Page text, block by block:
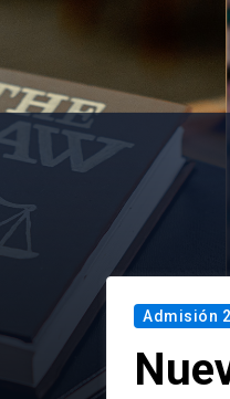
Admisión